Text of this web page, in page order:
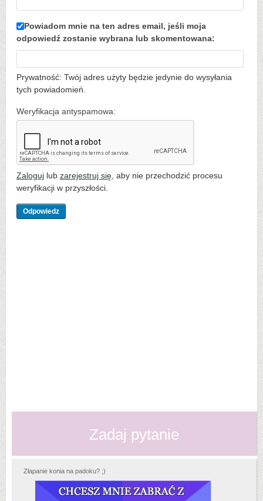
Powiadom mnie na ten adres email, jeśli moja
odpowiedź zostanie wybrana lub skomentowana:
Prywatność: Twój adres użyty będzie jedynie do wysyłania
tych powiadomień.
Weryfikacja antyspamowa:
Zaloguj lub zarejestruj się , aby nie przechodzić procesu
weryfikacji w przyszłości.
Zadaj pytanie
Złapanie konia na padoku? ;)